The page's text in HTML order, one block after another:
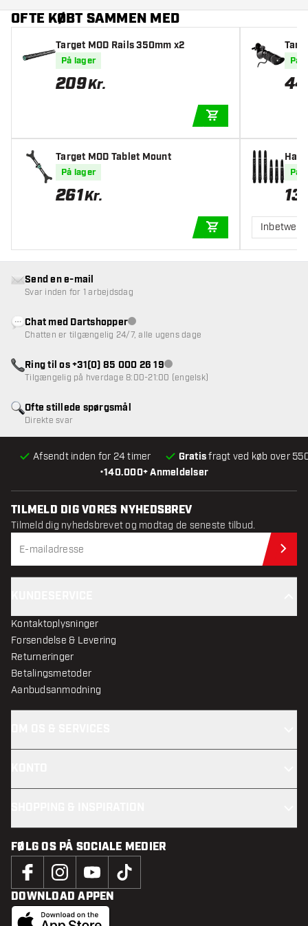
OFTE KØBT SAMMEN MED
Target MOD Rails 350mm x2
På lager
209Kr.
Target MOD Tablet Mount
På lager
261Kr.
TILFØJ TIL KURV
På
På
13
Inbetween
•140.000+ Anmeldelser
Afsendt inden for 24 timer Gratisfragt ved køb over
Ofte stillede spørgsmål
Direkte svar
Send en e-mail
Svar inden for 1 arbejdsdag
Chat med DartshopperKundeservice ikke tilgængelig
Chatten er tilgængelig 24/7, alle ugens dage
Ring til os +31(0) 85 000 26 19Kundeservice ikke tilgængelig
Tilgængelig på hverdage 8:00-21:00 (engelsk)
TILMELD DIG VORES NYHEDSBREV
Tilmeld dig nyhedsbrevet og modtag de seneste tilbud.
Kontaktoplysninger
Forsendelse & Levering
Returneringer
Betalingsmetoder
Aanbudsanmodning
FØLG OS PÅ SOCIALE MEDIER
DOWNLOAD APPEN